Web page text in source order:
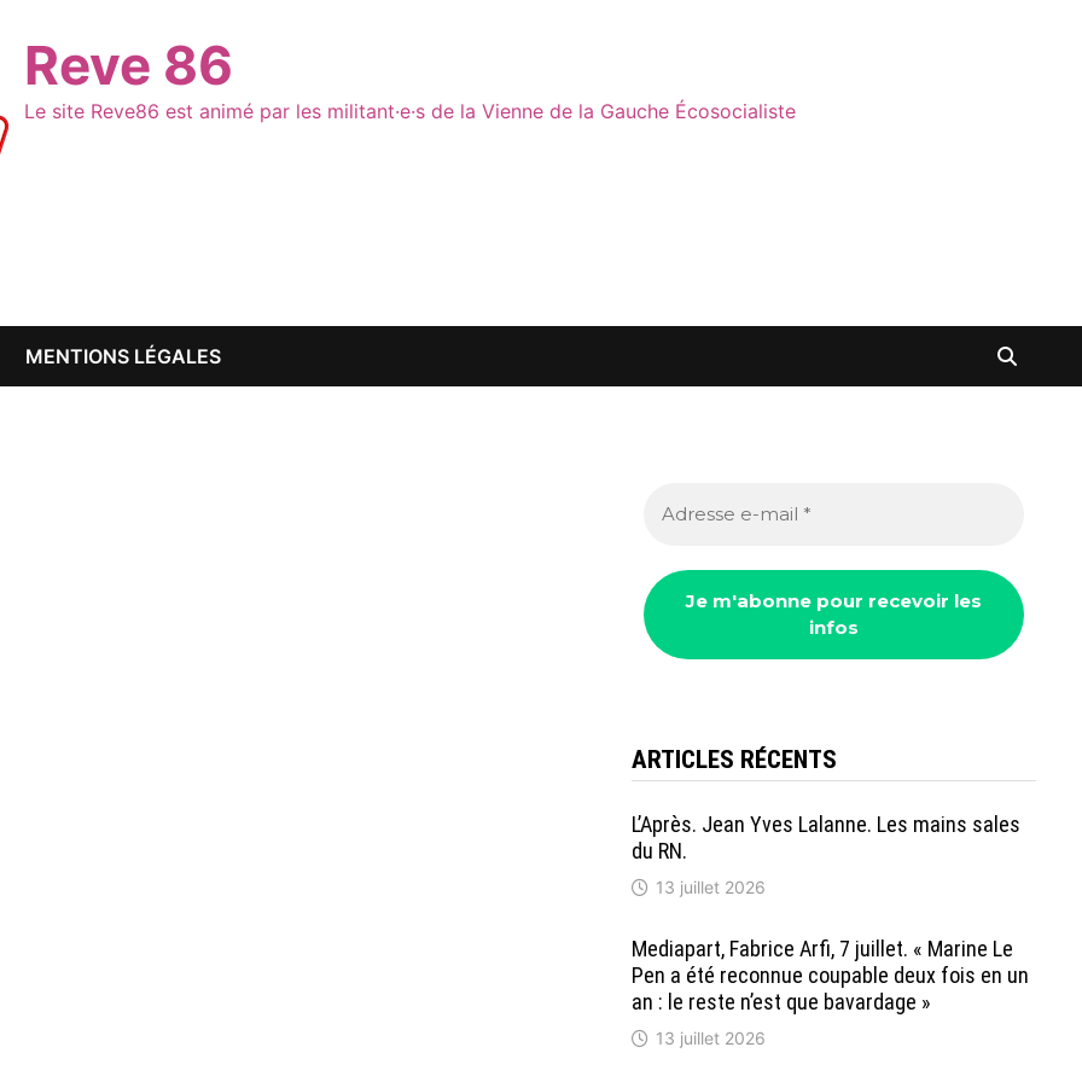
Reve 86
Le site Reve86 est animé par les militant·e·s de la Vienne de la Gauche Écosocialiste
MENTIONS LÉGALES
ARTICLES RÉCENTS
L’Après. Jean Yves Lalanne. Les mains sales
du RN.
13 juillet 2026
Mediapart, Fabrice Arfi, 7 juillet. « Marine Le
Pen a été reconnue coupable deux fois en un
an : le reste n’est que bavardage »
13 juillet 2026